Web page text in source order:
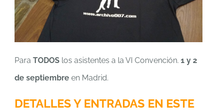
Para TODOS los asistentes a la VI Convención. 1 y 2
de septiembre en Madrid.
DETALLES Y ENTRADAS EN ESTE